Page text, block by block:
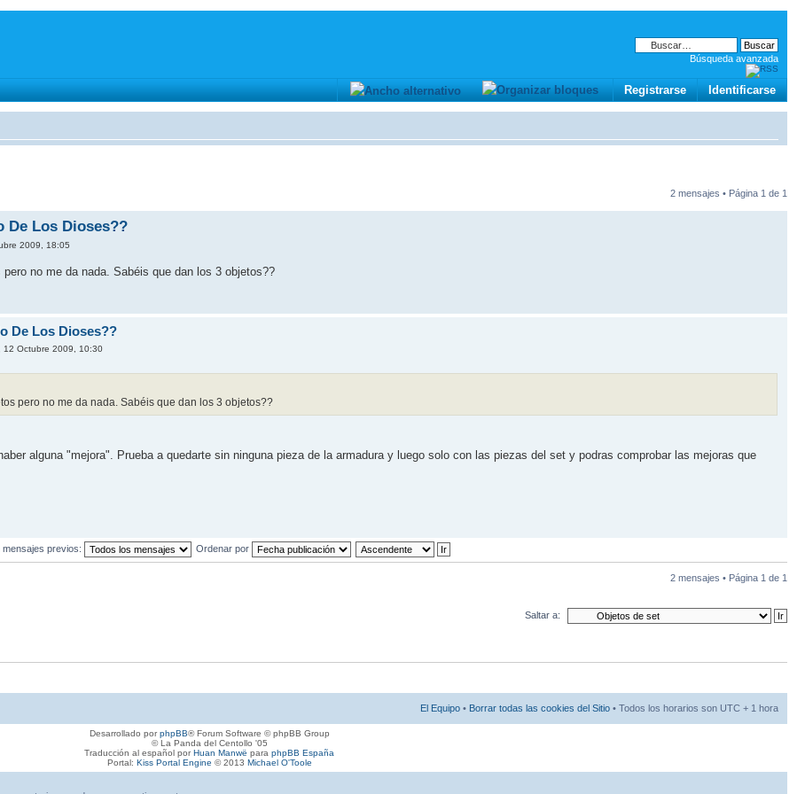
Búsqueda avanzada
Identificarse
Registrarse
2 mensajes • Página 1 de 1
De Los Dioses??
2009, 18:05
no me da nada. Sabéis que dan los 3 objetos??
De Los Dioses??
12 Octubre 2009, 10:30
pero no me da nada. Sabéis que dan los 3 objetos??
alguna "mejora". Prueba a quedarte sin ninguna pieza de la armadura y luego solo con las piezas del set y podras comprobar las mejoras que
mensajes previos: Ordenar por
2 mensajes • Página 1 de 1
Saltar a:
El Equipo • Borrar todas las cookies del Sitio • Todos los horarios son UTC + 1 hora
Desarrollado porphpBB® Forum Software © phpBB Group
© La Panda del Centollo '05
Traducción al español porHuan Manwë para phpBB España
Portal: Kiss Portal Engine © 2013 Michael O'Toole